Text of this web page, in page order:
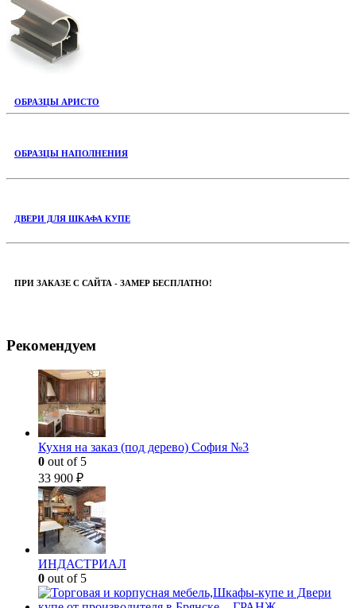
ОБРАЗЦЫ АРИСТО
ОБРАЗЦЫ НАПОЛНЕНИЯ
ДВЕРИ ДЛЯ ШКАФА КУПЕ
ПРИ ЗАКАЗЕ С САЙТА - ЗАМЕР БЕСПЛАТНО!
Рекомендуем
Кухня на заказ (под дерево) София №3
0 out of 5
33 900 ₽
ИНДАСТРИАЛ
0 out of 5